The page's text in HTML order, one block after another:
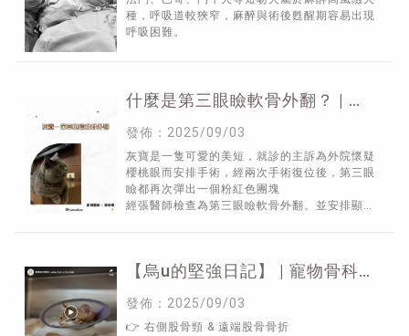
種，呼吸道較狹窄，麻醉與術後甦醒期容易出現
呼吸困難。
什麼是第三眼瞼軟骨外翻？ | 寵
東區寵物眼科推薦
發佈：2025/09/03
灰寶是一隻可愛的美短，就診的主訴為外院懷疑
櫻桃眼而安排手術，經兩次手術復位後，第三眼
瞼都再次彈出一個粉紅色團塊
經張醫師檢查為第三眼瞼軟骨外翻。並安排顯微
【烏u的堅強日記】 | 寵物骨科
物骨科推薦
發佈：2025/09/03
👉 右側股骨頸 & 遠端股骨骨折